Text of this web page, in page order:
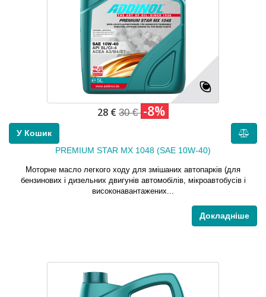
28 € 30 € -8%
У Кошик
PREMIUM STAR MX 1048 (SAE 10W-40)
Моторне масло легкого ходу для змішаних автопарків (для
бензинових і дизельних двигунів автомобілів, мікроавтобусів і
високонавантажених...
Докладніше